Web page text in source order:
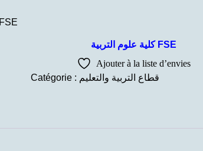
/ كلية علوم التربية FSE
كلية علوم التربية FSE
Ajouter à la liste d’envies
Catégorie : قطاع التربية والتعليم